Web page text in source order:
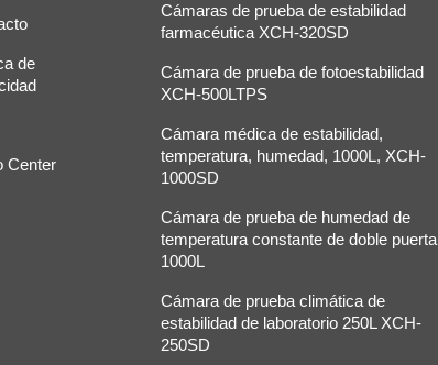
de
Center
Cámaras de prueba de estabilidad
farmacéutica XCH-320SD
Cámara de prueba de fotoestabilidad
XCH-500LTPS
Cámara médica de estabilidad,
temperatura, humedad, 1000L, XCH-
1000SD
Cámara de prueba de humedad de
temperatura constante de doble puerta
1000L
Cámara de prueba climática de
estabilidad de laboratorio 250L XCH-
250SD